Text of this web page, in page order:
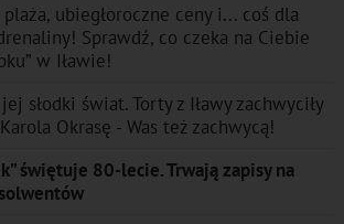
ubiegłoroczne ceny i... coś dla
Sprawdź, co czeka na Ciebie
w Iławie!
słodki świat. Torty z Iławy zachwyciły
Okrasę - Was też zachwycą!
świętuje 80-lecie. Trwają zapisy na